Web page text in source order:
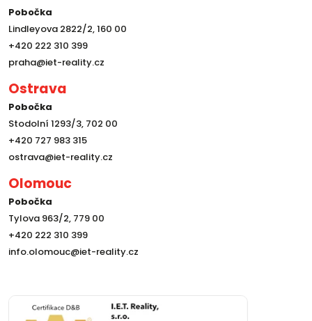
Pobočka
Lindleyova 2822/2, 160 00
+420 222 310 399
praha@iet-reality.cz
Ostrava
Pobočka
Stodolní 1293/3, 702 00
+420 727 983 315
ostrava@iet-reality.cz
Olomouc
Pobočka
Tylova 963/2, 779 00
+420 222 310 399
info.olomouc@iet-reality.cz